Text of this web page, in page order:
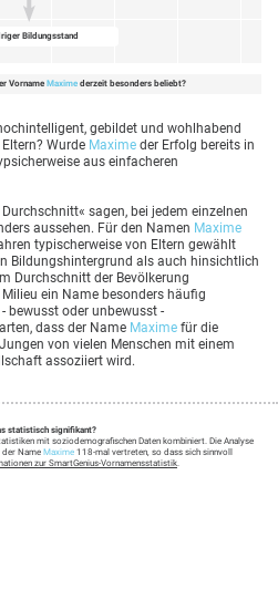
Bildungsstand
Vorname Maximederzeit besonders beliebt?
gebildet und wohlhabend
Wurde Maxime der Erfolg bereits in
aus einfacheren
sagen, bei jedem einzelnen
aussehen. Für den Namen Maxime
typischerweise von Eltern gewählt
Bildungshintergrund als auch hinsichtlich
Durchschnitt der Bevölkerung
ein Name besonders häufig
bewusst oder unbewusst -
dass der Name Maxime für die
von vielen Menschen mit einem
assoziiert wird.
statistisch signifikant?
mit soziodemografischen Daten kombiniert. Die Analyse
der Name Maxime 118-mal vertreten, so dass sich sinnvoll
zur SmartGenius-Vornamensstatistik.